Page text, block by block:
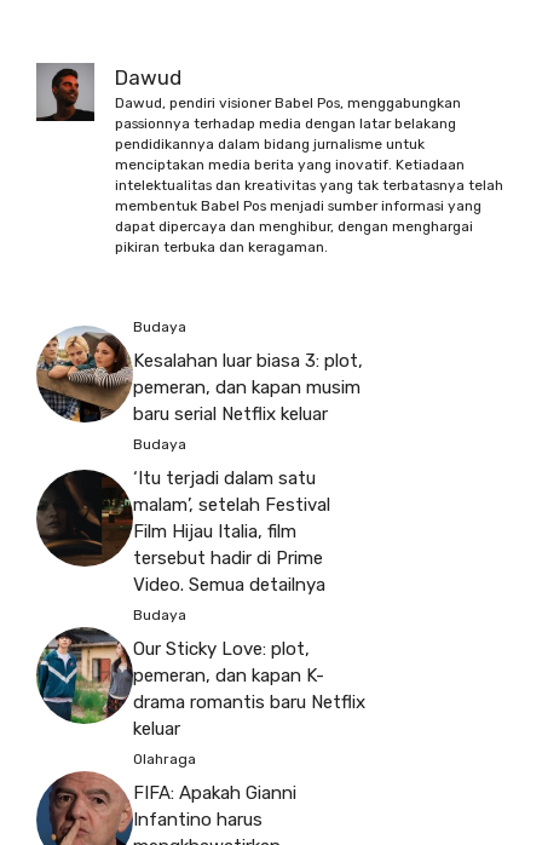
Dawud
Dawud, pendiri visioner Babel Pos, menggabungkan
passionnya terhadap media dengan latar belakang
pendidikannya dalam bidang jurnalisme untuk
menciptakan media berita yang inovatif. Ketiadaan
intelektualitas dan kreativitas yang tak terbatasnya telah
membentuk Babel Pos menjadi sumber informasi yang
dapat dipercaya dan menghibur, dengan menghargai
pikiran terbuka dan keragaman.
Budaya
Kesalahan luar biasa 3: plot,
pemeran, dan kapan musim
baru serial Netflix keluar
Budaya
‘Itu terjadi dalam satu
malam’, setelah Festival
Film Hijau Italia, film
tersebut hadir di Prime
Video. Semua detailnya
Budaya
Our Sticky Love: plot,
pemeran, dan kapan K-
drama romantis baru Netflix
keluar
Olahraga
FIFA: Apakah Gianni
Infantino harus